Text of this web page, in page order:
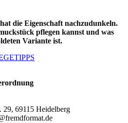
die Eigenschaft nachzudunkeln.
pflegen kannst und was
Variante ist.
29, 69115 Heidelberg